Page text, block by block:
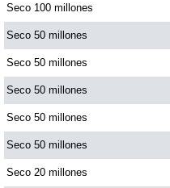
Fantástica Noche
Motilon Tarde
Motilon Noche
Paisita Día
Seco 100 millones
Seco 50 millones
Seco 50 millones
Seco 50 millones
Seco 50 millones
Seco 50 millones
Seco 20 millones